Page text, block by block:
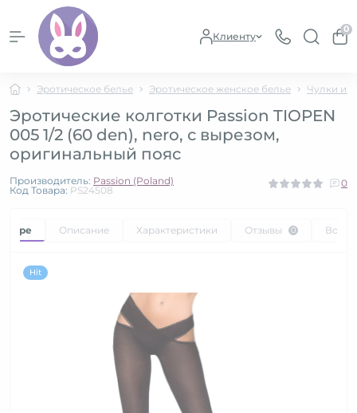
Клиенту
0
Эротическое белье Эротическое женское белье Чулки и
Эротические колготки Passion TIOPEN
005 1/2 (60 den), nero, с вырезом,
оригинальный пояс
Производитель: Passion (Poland)
Код Товара: PS24508
0
Описание Характеристики Отзывы 0
Hit